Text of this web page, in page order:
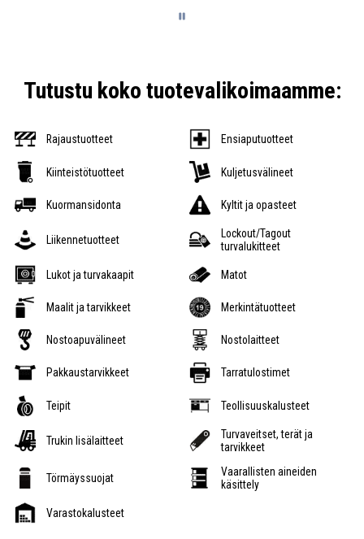
Tutustu koko tuotevalikoimaamme:
Rajaustuotteet Ensiaputuotteet
Kiinteistötuotteet Kuljetusvälineet
Kuormansidonta Kyltit ja opasteet
Liikennetuotteet
Lockout/Tagout
turvalukitteet
Lukot ja turvakaapit Matot
Maalit ja tarvikkeet Merkintätuotteet
Nostoapuvälineet Nostolaitteet
Pakkaustarvikkeet Tarratulostimet
Teipit Teollisuuskalusteet
Trukin lisälaitteet
Turvaveitset, terät ja
tarvikkeet
Törmäyssuojat
Vaarallisten aineiden
käsittely
Varastokalusteet